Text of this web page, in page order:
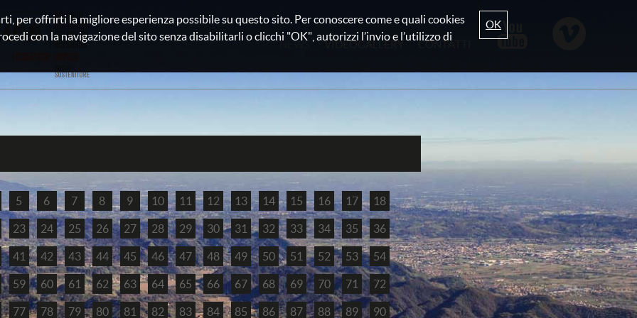
per offrirti la migliore esperienza possibile su questo sito. Per conoscere come e quali cookies
con la navigazione del sito senza disabilitarli o clicchi "OK", autorizzi l’invio e l’utilizzo di
OK
NEWS VIDEOGALLERY CONTATTI
5 6 7 8 9 10 11 12 13 14 15 16 17 18
23 24 25 26 27 28 29 30 31 32 33 34 35 36
41 42 43 44 45 46 47 48 49 50 51 52 53 54
59 60 61 62 63 64 65 66 67 68 69 70 71 72
77 78 79 80 81 82 83 84 85 86 87 88 89 90